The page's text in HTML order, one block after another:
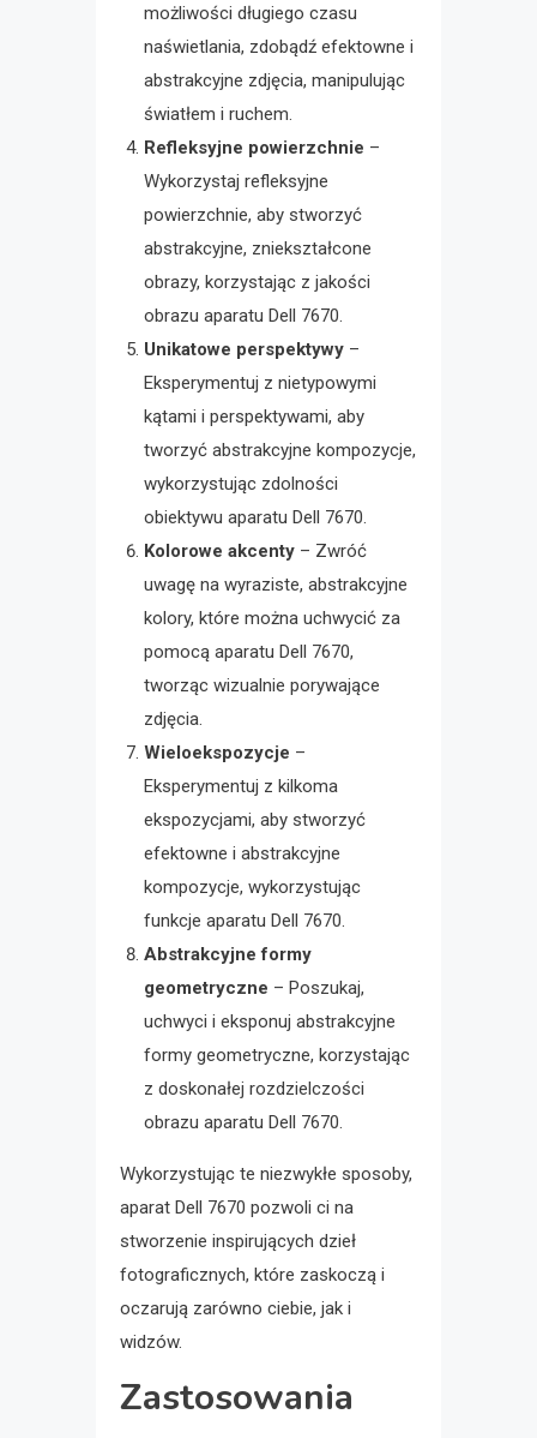
możliwości długiego czasu
naświetlania, zdobądź efektowne i
abstrakcyjne zdjęcia, manipulując
światłem i ruchem.
Refleksyjne powierzchnie –
Wykorzystaj refleksyjne
powierzchnie, aby stworzyć
abstrakcyjne, zniekształcone
obrazy, korzystając z jakości
obrazu aparatu Dell 7670.
Unikatowe perspektywy –
Eksperymentuj z nietypowymi
kątami i perspektywami, aby
tworzyć abstrakcyjne kompozycje,
wykorzystując zdolności
obiektywu aparatu Dell 7670.
Kolorowe akcenty – Zwróć
uwagę na wyraziste, abstrakcyjne
kolory, które można uchwycić za
pomocą aparatu Dell 7670,
tworząc wizualnie porywające
zdjęcia.
Wieloekspozycje –
Eksperymentuj z kilkoma
ekspozycjami, aby stworzyć
efektowne i abstrakcyjne
kompozycje, wykorzystując
funkcje aparatu Dell 7670.
Abstrakcyjne formy
geometryczne – Poszukaj,
uchwyci i eksponuj abstrakcyjne
formy geometryczne, korzystając
z doskonałej rozdzielczości
obrazu aparatu Dell 7670.
Wykorzystując te niezwykłe sposoby,
aparat Dell 7670 pozwoli ci na
stworzenie inspirujących dzieł
fotograficznych, które zaskoczą i
oczarują zarówno ciebie, jak i
widzów.
Zastosowania